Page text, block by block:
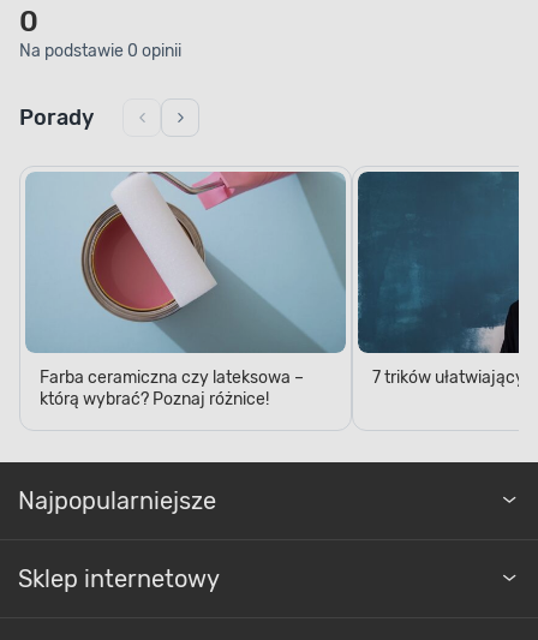
0
Na podstawie 0 opinii
Porady
Farba ceramiczna czy lateksowa –
którą wybrać? Poznaj różnice!
7 trików
Najpopularniejsze
Sklep internetowy